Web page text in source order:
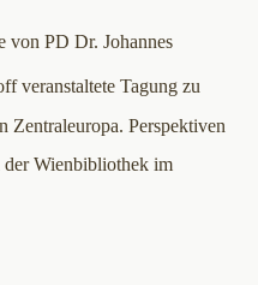
von PD Dr. Johannes
veranstaltete Tagung zu
Zentraleuropa. Perspektiven
der Wienbibliothek im